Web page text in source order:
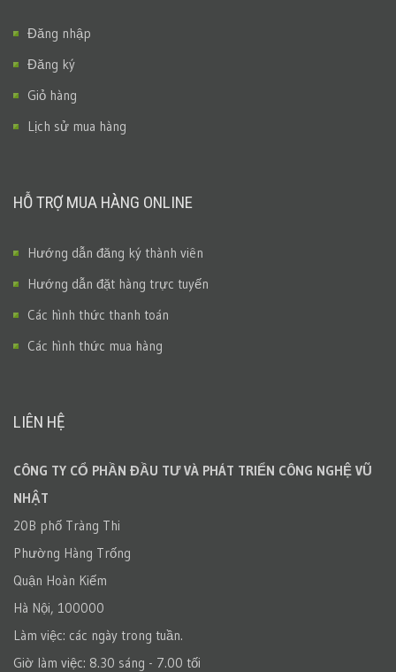
Đăng nhập
Đăng ký
Giỏ hàng
Lịch sử mua hàng
HỖ TRỢ MUA HÀNG ONLINE
Hướng dẫn đăng ký thành viên
Hướng dẫn đặt hàng trực tuyến
Các hình thức thanh toán
Các hình thức mua hàng
LIÊN HỆ
CÔNG TY CỔ PHẦN ĐẦU TƯ VÀ PHÁT TRIỂN CÔNG NGHỆ VŨ
NHẬT
20B phố Tràng Thi
Phường Hàng Trống
Quận Hoàn Kiếm
Hà Nội, 100000
Làm việc: các ngày trong tuần.
Giờ làm việc: 8.30 sáng - 7.00 tối